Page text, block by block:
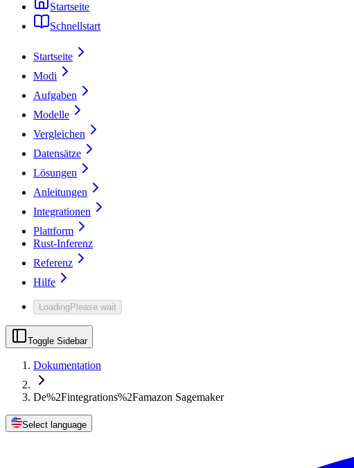
Startseite
Schnellstart
Startseite
Modi
Aufgaben
Modelle
Vergleichen
Datensätze
Lösungen
Anleitungen
Integrationen
Plattform
Rust-Inferenz
Referenz
Hilfe
LoadingPlease wait
Toggle Sidebar
Dokumentation
De%2Fintegrations%2Famazon Sagemaker
Select language